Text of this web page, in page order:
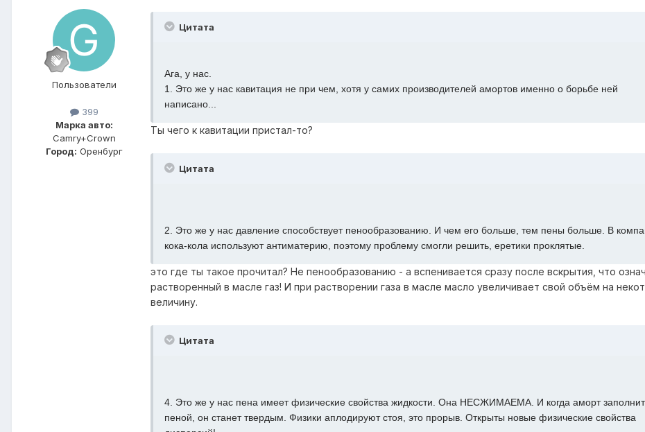
Пользователи
399
Марка авто:
Camry+Crown
Город: Оренбург
Цитата
Ага, у нас.
1. Это же у нас кавитация не при чем, хотя у самих производителей амортов именно о борьбе ней
написано...
Ты чего к кавитации пристал-то?
Цитата
2. Это же у нас давление способствует пенообразованию. И чем его больше, тем пены больше. В
кока-кола используют антиматерию, поэтому проблему смогли решить, еретики проклятые.
это где ты такое прочитал? Не пенообразованию - а вспенивается сразу после вскрытия, что
растворенный в масле газ! И при растворении газа в масле масло увеличивает свой объём на
величину.
Цитата
4. Это же у нас пена имеет физические свойства жидкости. Она НЕСЖИМАЕМА. И когда аморт
пеной, он станет твердым. Физики аплодируют стоя, это прорыв. Открыты новые физические свойства